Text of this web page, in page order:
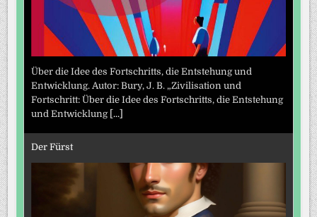
Über die Idee des Fortschritts, die Entstehung und
Entwicklung. Autor: Bury, J. B. „Zivilisation und
Fortschritt: Über die Idee des Fortschritts, die Entstehung
und Entwicklung [...]
Der Fürst